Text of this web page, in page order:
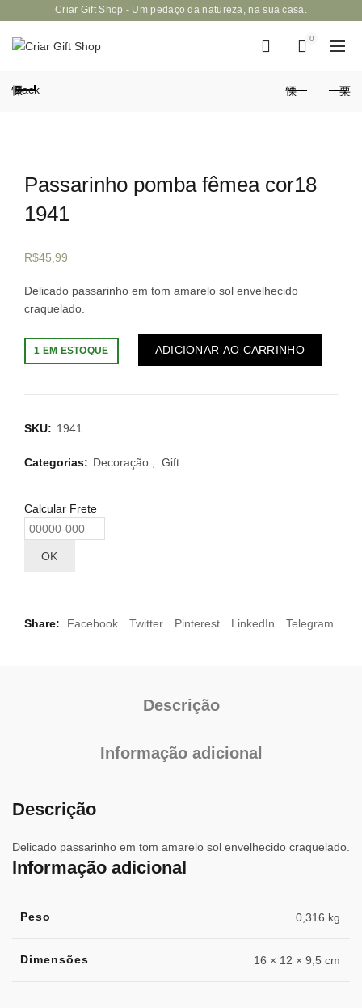
Criar Gift Shop - Um pedaço da natureza, na sua casa.
0
Back
Passarinho pomba fêmea cor18
1941
R$45,99
Delicado passarinho em tom amarelo sol envelhecido
craquelado.
1 EM ESTOQUE ADICIONAR AO CARRINHO
SKU: 1941
Categorias: Decoração Gift
Calcular Frete
OK
Share Facebook Twitter Pinterest LinkedIn Telegram
Descrição
Informação adicional
Descrição
Delicado passarinho em tom amarelo sol envelhecido craquelado.
Informação adicional
Peso 0,316 kg
Dimensões 16 × 12 × 9,5 cm